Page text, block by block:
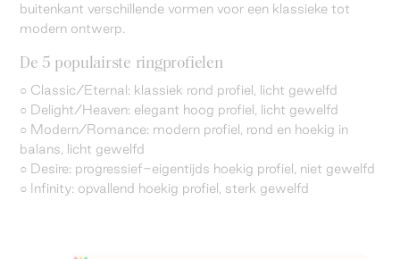
buitenkant verschillende vormen voor een klassieke tot
modern ontwerp.
De 5 populairste ringprofielen
○ Classic/Eternal: klassiek rond profiel, licht gewelfd
○ Delight/Heaven: elegant hoog profiel, licht gewelfd
○ Modern/Romance: modern profiel, rond en hoekig in
balans, licht gewelfd
○ Desire: progressief-eigentijds hoekig profiel, niet gewelfd
○ Infinity: opvallend hoekig profiel, sterk gewelfd